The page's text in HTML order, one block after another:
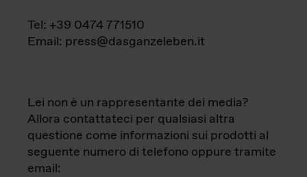
Tel: +39 0474 771510
Email: press@dasganzeleben.it
Lei non è un rappresentante dei media?
Allora contattateci per qualsiasi altra
questione come informazioni sui prodotti al
seguente numero di telefono oppure tramite
email: